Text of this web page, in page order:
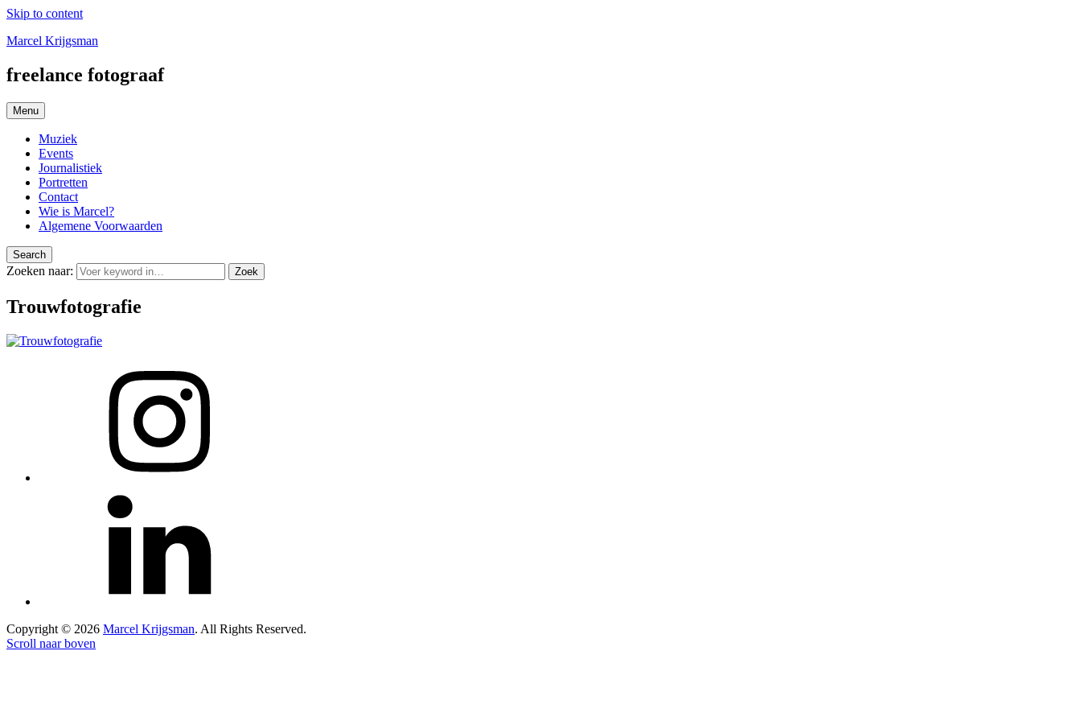
Skip to content
Marcel Krijgsman
freelance fotograaf
Menu
Muziek
Events
Journalistiek
Portretten
Contact
Wie is Marcel?
Algemene Voorwaarden
Search
Zoeken naar: Zoek
Trouwfotografie
Copyright © 2026 Marcel Krijgsman. All Rights Reserved.
Scroll naar boven